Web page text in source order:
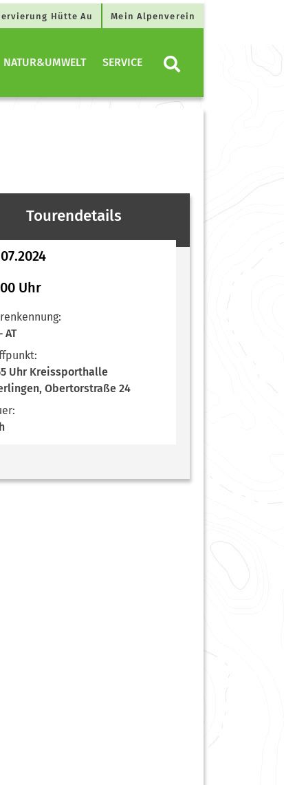
Hütte Au Mein Alpenverein
NATUR&UMWELT SERVICE
Tourendetails
Uhr
AT
Uhr Kreissporthalle
Obertorstraße 24